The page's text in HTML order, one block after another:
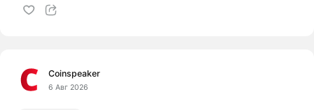
Coinspeaker
6 Авг 2026